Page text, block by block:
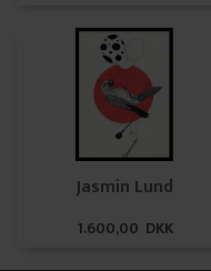
Jasmin Lund
1.600,00 DKK